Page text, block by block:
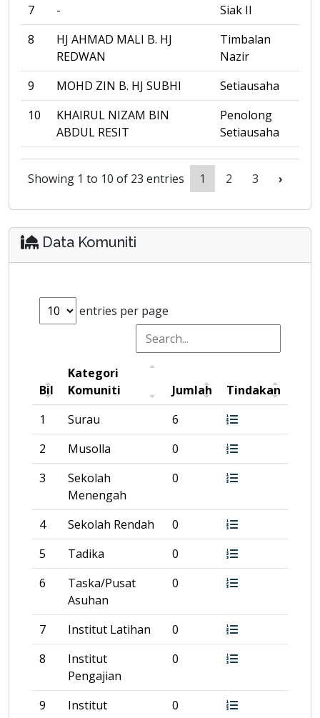
7 -
Siak II
8
HJ AHMAD MALI B. HJ
REDWAN
Timbalan
Nazir
9
MOHD ZIN B. HJ SUBHI
Setiausaha
10
KHAIRUL NIZAM BIN
ABDUL RESIT
Penolong
Setiausaha
Showing 1 to 10 of 23 entries 1 2 3 ›
Data Komuniti
entries per page
Bil
Kategori
Komuniti
Jumlah
Tindakan
1
Surau
6
2
Musolla
0
3
Sekolah
Menengah
0
4 Sekolah Rendah
0
5
Tadika
0
6
Taska/Pusat
Asuhan
0
7 Institut Latihan
0
8
Institut
Pengajian
0
9
Institut
0